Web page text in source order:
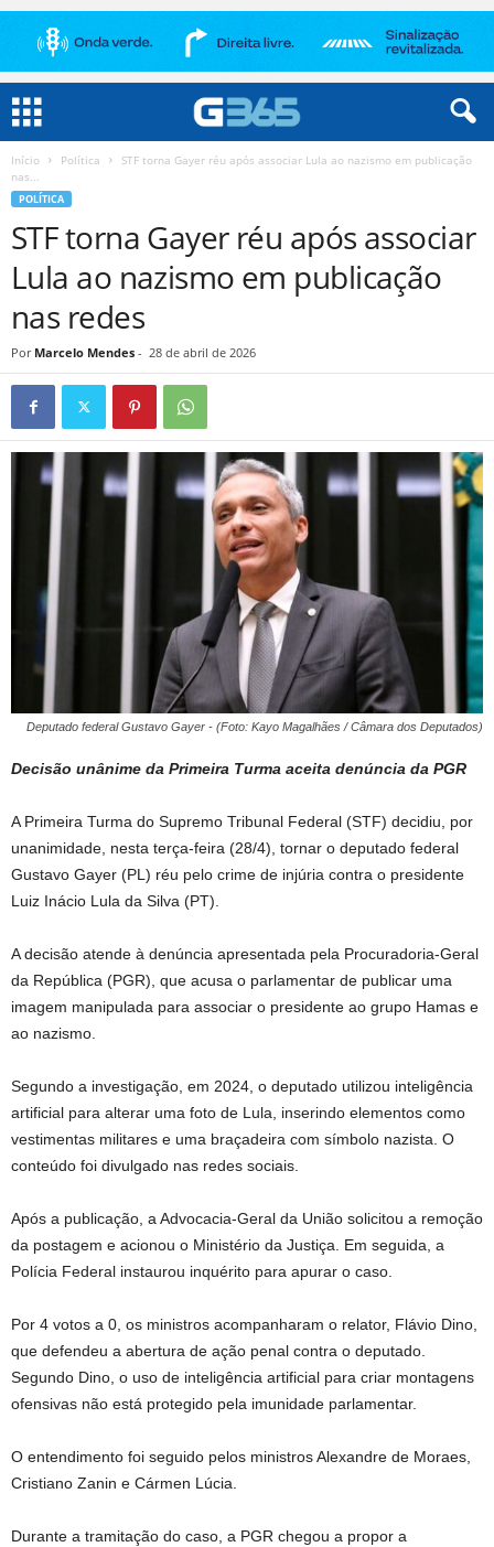
Início Política
STF torna Gayer réu após associar Lula ao nazismo em publicação
nas...
POLÍTICA
STF torna Gayer réu após associar
Lula ao nazismo em publicação
nas redes
Por Marcelo Mendes - 28 de abril de 2026
Deputado federal Gustavo Gayer - (Foto: Kayo Magalhães / Câmara dos Deputados)
Decisão unânime da Primeira Turma aceita denúncia da PGR
A Primeira Turma do Supremo Tribunal Federal (STF) decidiu, por
unanimidade, nesta terça-feira (28/4), tornar o deputado federal
Gustavo Gayer (PL) réu pelo crime de injúria contra o presidente
Luiz Inácio Lula da Silva (PT).
A decisão atende à denúncia apresentada pela Procuradoria-Geral
da República (PGR), que acusa o parlamentar de publicar uma
imagem manipulada para associar o presidente ao grupo Hamas e
ao nazismo.
Segundo a investigação, em 2024, o deputado utilizou inteligência
artificial para alterar uma foto de Lula, inserindo elementos como
vestimentas militares e uma braçadeira com símbolo nazista. O
conteúdo foi divulgado nas redes sociais.
Após a publicação, a Advocacia-Geral da União solicitou a remoção
da postagem e acionou o Ministério da Justiça. Em seguida, a
Polícia Federal instaurou inquérito para apurar o caso.
Por 4 votos a 0, os ministros acompanharam o relator, Flávio Dino,
que defendeu a abertura de ação penal contra o deputado.
Segundo Dino, o uso de inteligência artificial para criar montagens
ofensivas não está protegido pela imunidade parlamentar.
O entendimento foi seguido pelos ministros Alexandre de Moraes,
Cristiano Zanin e Cármen Lúcia.
Durante a tramitação do caso, a PGR chegou a propor a